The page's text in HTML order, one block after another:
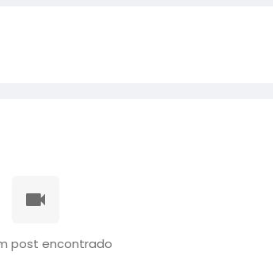
post encontrado